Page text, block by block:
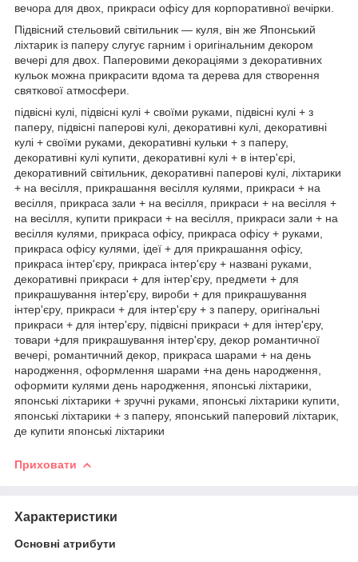
вечора для двох, прикраси офісу для корпоративної вечірки.
Підвісний стельовий світильник — куля, він же Японський
ліхтарик із паперу слугує гарним і оригінальним декором
вечері для двох. Паперовими декораціями з декоративних
кульок можна прикрасити вдома та дерева для створення
святкової атмосфери.
підвісні кулі, підвісні кулі + своїми руками, підвісні кулі + з
паперу, підвісні паперові кулі, декоративні кулі, декоративні
кулі + своїми руками, декоративні кульки + з паперу,
декоративні кулі купити, декоративні кулі + в інтер'єрі,
декоративний світильник, декоративні паперові кулі, ліхтарики
+ на весілля, прикрашання весілля кулями, прикраси + на
весілля, прикраса зали + на весілля, прикраси + на весілля +
на весілля, купити прикраси + на весілля, прикраси зали + на
весілля кулями, прикраса офісу, прикраса офісу + руками,
прикраса офісу кулями, ідеї + для прикрашання офісу,
прикраса інтер'єру, прикраса інтер'єру + названі руками,
декоративні прикраси + для інтер'єру, предмети + для
прикрашування інтер'єру, вироби + для прикрашування
інтер'єру, прикраси + для інтер'єру + з паперу, оригінальні
прикраси + для інтер'єру, підвісні прикраси + для інтер'єру,
товари +для прикрашування інтер'єру, декор романтичної
вечері, романтичний декор, прикраса шарами + на день
народження, оформлення шарами +на день народження,
оформити кулями день народження, японські ліхтарики,
японські ліхтарики + зручні руками, японські ліхтарики купити,
японські ліхтарики + з паперу, японський паперовий ліхтарик,
де купити японські ліхтарики
Приховати
Характеристики
Основні атрибути